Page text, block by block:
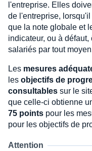
l'entreprise. Elles
de l'entreprise,
que la note globale et
indicateur, ou à
salariés par tout
Les mesures
les objectifs de
consultables sur le
que celle-ci obtienne
75 points pour les
pour les objectifs de
Attention